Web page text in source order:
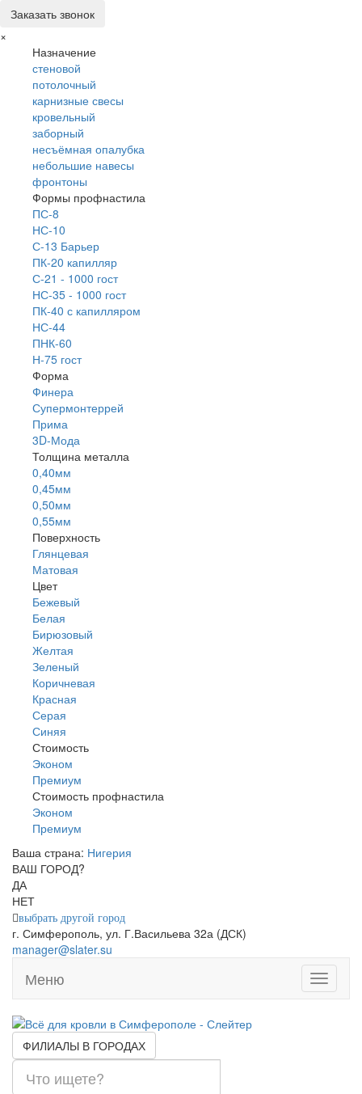
Заказать звонок
×
Назначение
стеновой
потолочный
карнизные свесы
кровельный
заборный
несъёмная опалубка
небольшие навесы
фронтоны
Формы профнастила
ПС-8
НС-10
С-13 Барьер
ПК-20 капилляр
С-21 - 1000 гост
НС-35 - 1000 гост
ПК-40 с капилляром
НС-44
ПНК-60
Н-75 гост
Форма
Финера
Супермонтеррей
Прима
3D-Мода
Толщина металла
0,40мм
0,45мм
0,50мм
0,55мм
Поверхность
Глянцевая
Матовая
Цвет
Бежевый
Белая
Бирюзовый
Желтая
Зеленый
Коричневая
Красная
Серая
Синяя
Стоимость
Эконом
Премиум
Стоимость профнастила
Эконом
Премиум
Ваша страна: Нигерия
ВАШ ГОРОД?
ДА
НЕТ
выбрать другой город
г. Симферополь, ул. Г.Васильева 32а (ДСК)
manager@slater.su
Toggle
Меню
ФИЛИАЛЫ В ГОРОДАХ